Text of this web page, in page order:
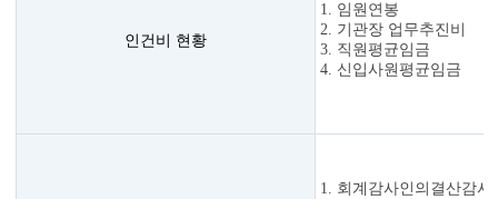
인건비 현황
1. 임원연봉
2. 기관장 업무추진비
3. 직원평균임금
4. 신입사원평균임금
1. 회계감사인의결산감사